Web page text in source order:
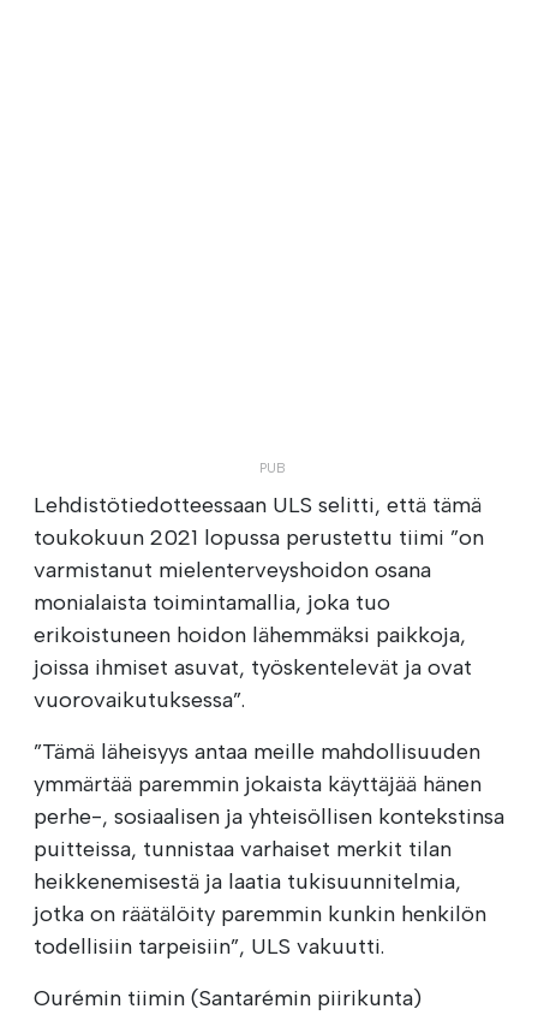
Lehdistötiedotteessaan ULS selitti, että tämä
toukokuun 2021 lopussa perustettu tiimi ”on
varmistanut mielenterveyshoidon osana
monialaista toimintamallia, joka tuo
erikoistuneen hoidon lähemmäksi paikkoja,
joissa ihmiset asuvat, työskentelevät ja ovat
vuorovaikutuksessa”.
”Tämä läheisyys antaa meille mahdollisuuden
ymmärtää paremmin jokaista käyttäjää hänen
perhe-, sosiaalisen ja yhteisöllisen kontekstinsa
puitteissa, tunnistaa varhaiset merkit tilan
heikkenemisestä ja laatia tukisuunnitelmia,
jotka on räätälöity paremmin kunkin henkilön
todellisiin tarpeisiin”, ULS vakuutti.
Ourémin tiimin (Santarémin piirikunta)